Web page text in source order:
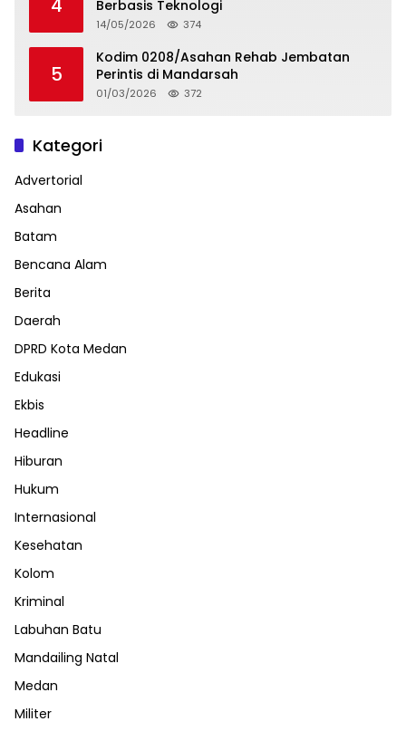
4
Berbasis Teknologi
14/05/2026 374
5
Kodim 0208/Asahan Rehab Jembatan
Perintis di Mandarsah
01/03/2026 372
Kategori
Advertorial
Asahan
Batam
Bencana Alam
Berita
Daerah
DPRD Kota Medan
Edukasi
Ekbis
Headline
Hiburan
Hukum
Internasional
Kesehatan
Kolom
Kriminal
Labuhan Batu
Mandailing Natal
Medan
Militer